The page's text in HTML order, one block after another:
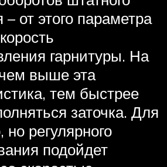
от этого параметра
гарнитуры. На
выше эта
тем быстрее
заточка. Для
но регулярного
подойдет